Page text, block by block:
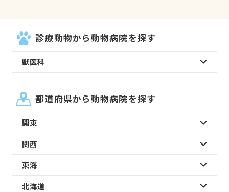
診療動物から動物病院を探す
獣医科
都道府県から動物病院を探す
関東
関西
東海
北海道